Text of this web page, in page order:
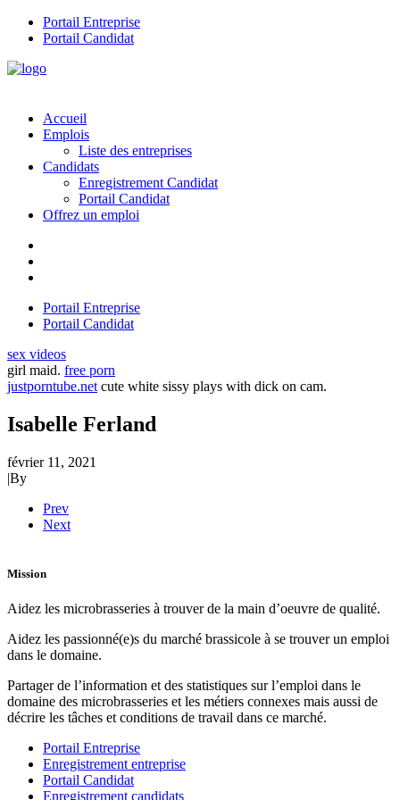
Portail Entreprise
Portail Candidat
Accueil
Emplois
Liste des entreprises
Candidats
Enregistrement Candidat
Portail Candidat
Offrez un emploi
Portail Entreprise
Portail Candidat
sex videos
girl maid. free porn
justporntube.net cute white sissy plays with dick on cam.
Isabelle Ferland
février 11, 2021
|By
Prev
Next
Mission
Aidez les microbrasseries à trouver de la main d’oeuvre de qualité.
Aidez les passionné(e)s du marché brassicole à se trouver un emploi
dans le domaine.
Partager de l’information et des statistiques sur l’emploi dans le
domaine des microbrasseries et les métiers connexes mais aussi de
décrire les tâches et conditions de travail dans ce marché.
Portail Entreprise
Enregistrement entreprise
Portail Candidat
Enregistrement candidats